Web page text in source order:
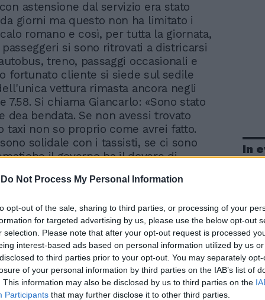
Do Not Process My Personal Information
opt-out of the sale, sharing to third parties, or processing of your
for targeted advertising by us, please use the below opt-out
selection. Please note that after your opt-out request is processed
interest-based ads based on personal information utilized by us
to third parties prior to your opt-out. You may separately
of your personal information by third parties on the IAB’s list of
This information may also be disclosed by us to third parties on the
Participants that may further disclose it to other third parties.
astensione dal servizio era stato
giorni ma questo non ha limitato i
romano e così, per tutta la giornata,
si sono ritrovati a districarsi
treno, passaggi occasionali e
fortunato cliente si siede sul sedile
vettura rimasta ancora negli
7.58. Si chiama Giancarlo: «Sono stato
dea bendata. Se non avessi trovato
taxi non so proprio come avrei fatto.
solidale con i tassisti, se ci sono
il governo ha il dovere di
protesta ma accetta il disagio con un
ad un amico di venirmi a prendere.
che le liberalizzazioni siano la strada
dare più elasticità al mercato del
pochi minuti e l'area antistante il
riempie di persone a caccia di un
è appena arrivato dalla California,
non era a conoscenza: «Ho telefonato
In